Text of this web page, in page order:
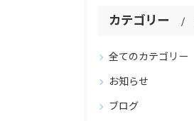
カテゴリー
全てのカテゴリー
お知らせ
ブログ